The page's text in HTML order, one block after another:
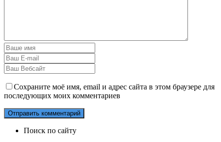
Сохраните моё имя, email и адрес сайта в этом браузере для
последующих моих комментариев
Поиск по сайту